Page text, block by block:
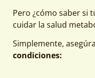
Pero ¿cómo saber si
cuidar la salud
Simplemente,
condiciones: